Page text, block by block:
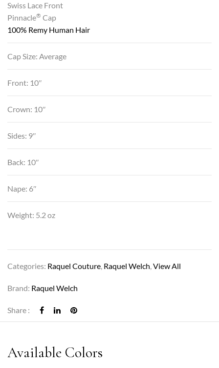
Swiss Lace Front
Pinnacle® Cap
100% Remy Human Hair
Cap Size: Average
Front: 10″
Crown: 10″
Sides: 9″
Back: 10″
Nape: 6″
Weight: 5.2 oz
Categories: Raquel Couture, Raquel Welch,View All
Brand: Raquel Welch
Share :